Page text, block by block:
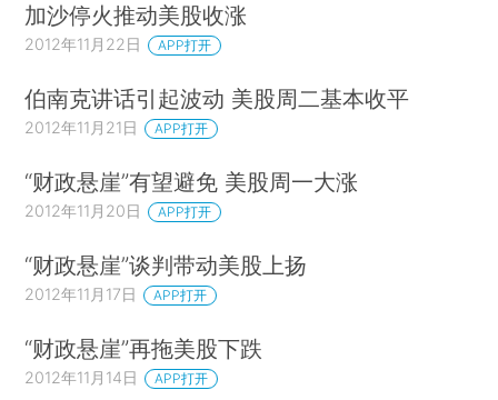
加沙停火推动美股收涨
2012年11月22日 APP打开
伯南克讲话引起波动 美股周二基本收平
2012年11月21日 APP打开
“财政悬崖”有望避免 美股周一大涨
2012年11月20日 APP打开
“财政悬崖”谈判带动美股上扬
2012年11月17日 APP打开
“财政悬崖”再拖美股下跌
2012年11月14日 APP打开